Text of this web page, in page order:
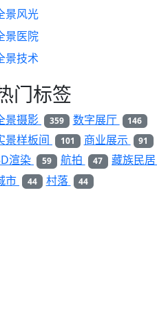
景风光
景医院
景技术
门标签
景摄影 359 数字展厅 146
景样板间 101 商业展示 91
渲染 59 航拍 47 藏族民居
市 44 村落 44